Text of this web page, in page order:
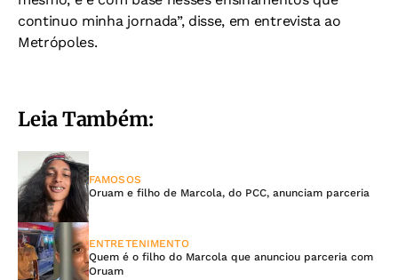
continuo minha jornada”, disse, em entrevista ao
Metrópoles.
Leia Também:
FAMOSOS
Oruam e filho de Marcola, do PCC, anunciam parceria
ENTRETENIMENTO
Quem é o filho do Marcola que anunciou parceria com
Oruam